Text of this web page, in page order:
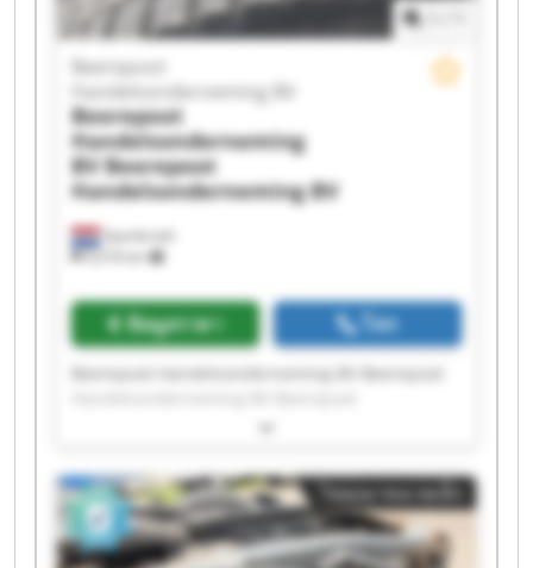
Handelsonderneming BV Beerepoot
Handelsonderneming BV Beerepoot
Handelsonderneming BV Beerepoot
Handelsonderneming BV
Spanbroek
9,018 km
Beerepoot
Handelsonderneming BV
Beerepoot
Handelsonderneming
BV Beerepoot
Handelsonderneming BV
ข้อมูลราคา โทร
Beerepoot Handelsonderneming BV Beerepoot
Handelsonderneming BV Beerepoot
Handelsonderneming BV Beerepoot
Handelsonderneming BV Beerepoot
Handelsonderneming BV Beerepoot
Handelsonderneming BV Beerepoot
โฆษณาขนาดเล็ก